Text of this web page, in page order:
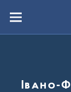
вмістуMenu
Івано-